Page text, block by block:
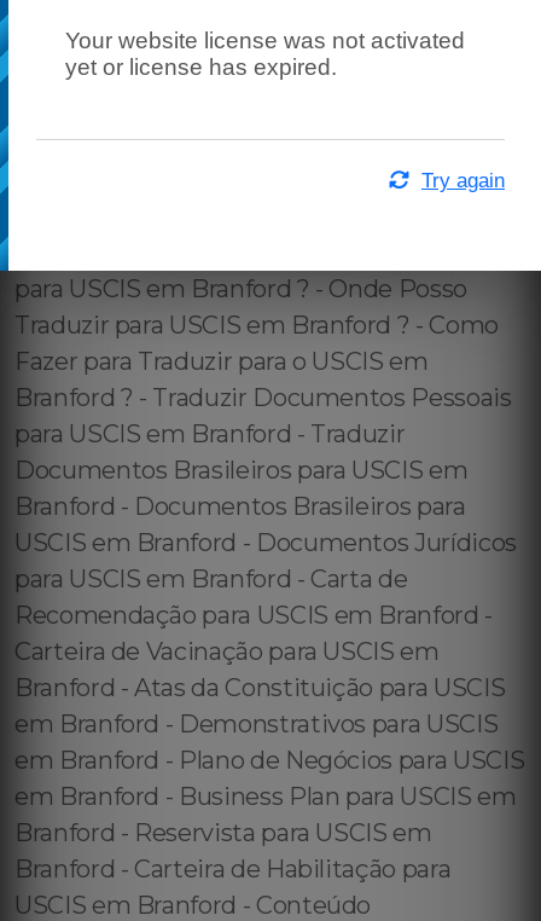
Your website license was not activated
yet or license has expired.
Try again